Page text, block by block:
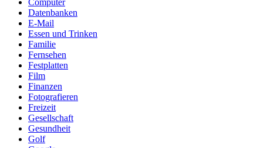
Computer
Datenbanken
E-Mail
Essen und Trinken
Familie
Fernsehen
Festplatten
Film
Finanzen
Fotografieren
Freizeit
Gesellschaft
Gesundheit
Golf